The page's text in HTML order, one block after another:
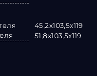
45,2х103,5х119
51,8х103,5х119